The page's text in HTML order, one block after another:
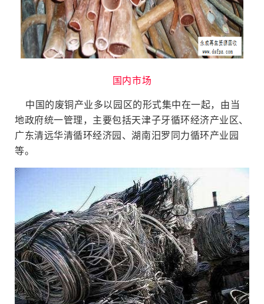
国内市场
中国的废铜产业多以园区的形式集中在一起，由当
地政府统一管理，主要包括天津子牙循环经济产业区、
广东清远华清循环经济园、湖南汨罗同力循环产业园
等。